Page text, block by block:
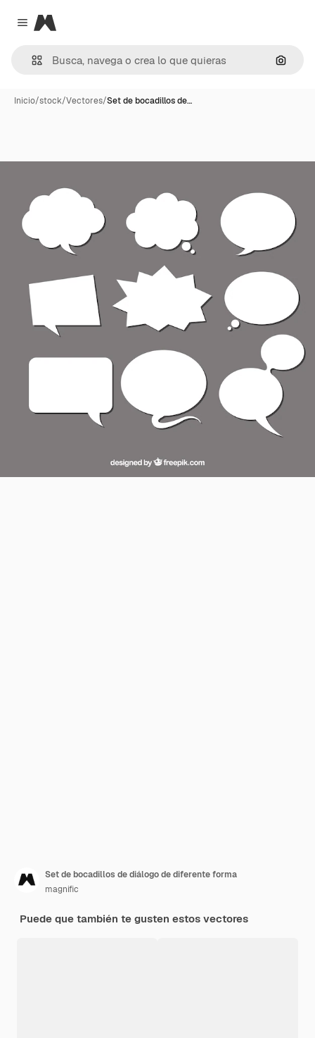
Close menu
Magnific
Inicio/stock/Vectores/Set de bocadillos de…
Set de bocadillos de diálogo de diferente forma
magnific
Puede que también te gusten estos vectores